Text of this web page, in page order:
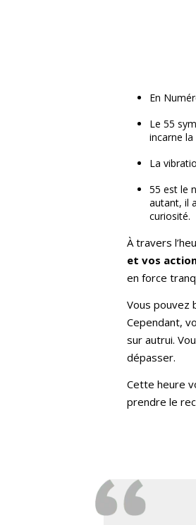
En
Le 55
incarne
La
55 est le
autant, il
curiosité.
À travers
et vos
en force
Vous pouvez
Cependant,
sur autrui.
dépasser.
Cette heure
prendre le